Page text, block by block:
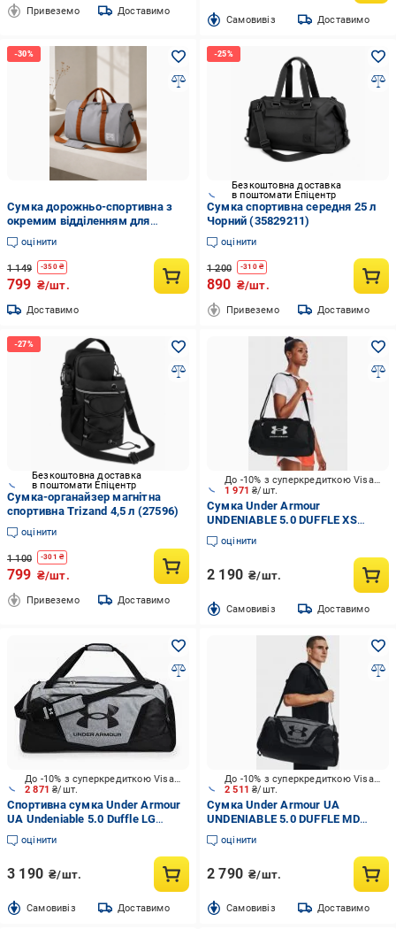
Привеземо Доставимо
Cамовивіз Доставимо
Сумка дорожньо-спортивна з
окремим відділенням для
взуття та знімним плечовим
ременем Сірий (60207)
оцінити
1 149 -350₴
799 ₴/шт.
Доставимо
Безкоштовна доставка
в поштомати Епіцентр
Сумка спортивна середня 25 л
Чорний (35829211)
оцінити
1 200 -310₴
890 ₴/шт.
Привеземо Доставимо
Безкоштовна доставка
в поштомати Епіцентр
Сумка-органайзер магнітна
спортивна Trizand 4,5 л (27596)
оцінити
1 100 -301 ₴
799 ₴/шт.
Привеземо Доставимо
1 971₴/шт.
До -10% з суперкредиткою Visa Вигода
Сумка Under Armour
UNDENIABLE 5.0 DUFFLE XS
1369221-001 25 л чорний
оцінити
2 190 ₴/шт.
Cамовивіз Доставимо
2 871₴/шт.
До -10% з суперкредиткою Visa Вигода
Спортивна сумка Under Armour
UA Undeniable 5.0 Duffle LG
1369224-012 101 л сірий із
чорним
оцінити
3 190 ₴/шт.
Cамовивіз Доставимо
2 511₴/шт.
До -10% з суперкредиткою Visa Вигода
Сумка Under Armour UA
UNDENIABLE 5.0 DUFFLE MD
1369223-012 сірий
оцінити
2 790 ₴/шт.
Cамовивіз Доставимо